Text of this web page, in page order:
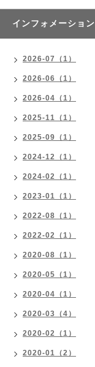
インフォメーション
2026-07（1）
2026-06（1）
2026-04（1）
2025-11（1）
2025-09（1）
2024-12（1）
2024-02（1）
2023-01（1）
2022-08（1）
2022-02（1）
2020-08（1）
2020-05（1）
2020-04（1）
2020-03（4）
2020-02（1）
2020-01（2）